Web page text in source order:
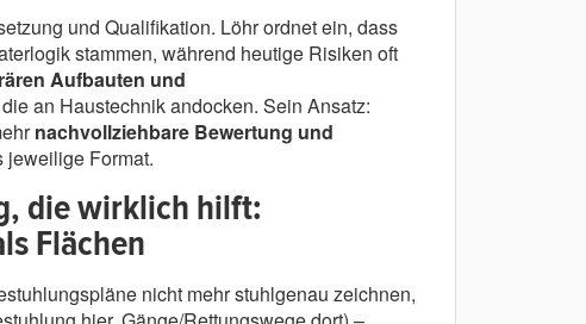
und Qualifikation. Löhr ordnet ein, dass
stammen, während heutige Risiken oft
Aufbauten und
an Haustechnik andocken. Sein Ansatz:
nachvollziehbare Bewertung und
jeweilige Format.
die wirklich hilft:
Flächen
nicht mehr stuhlgenau zeichnen,